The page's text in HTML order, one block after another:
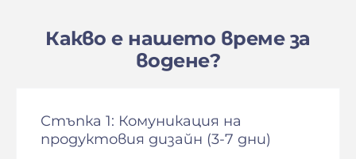
Какво е нашето време за
водене?
Стъпка 1: Комуникация на
продуктовия дизайн (3-7 дни)